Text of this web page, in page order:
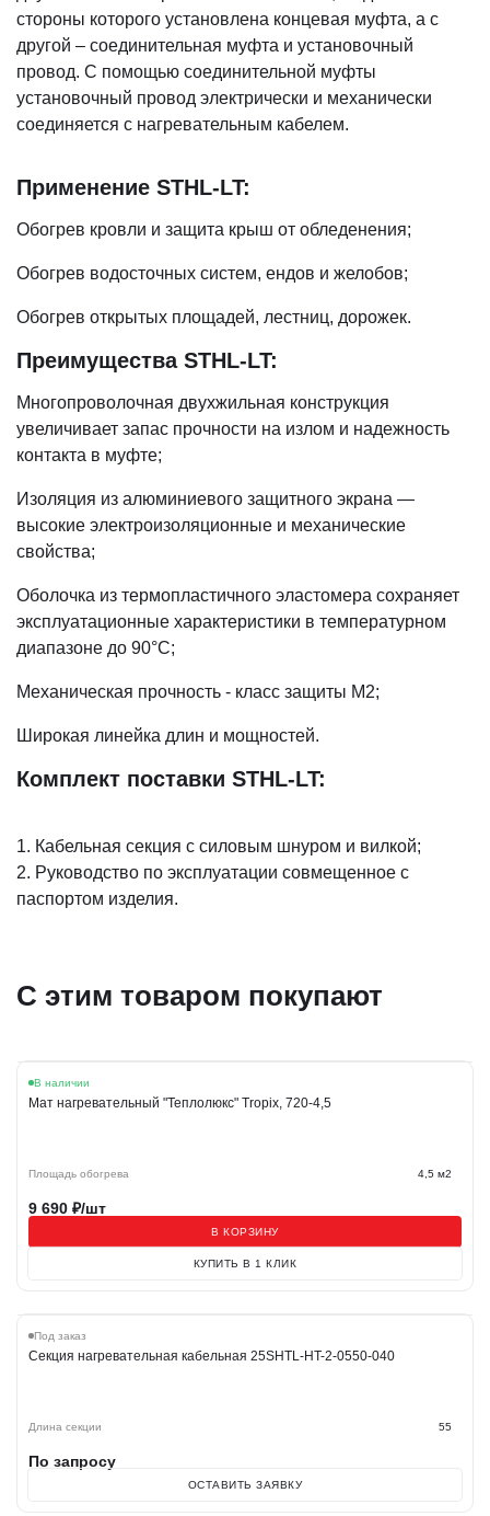
стороны которого установлена концевая муфта, а с
другой – соединительная муфта и установочный
провод. С помощью соединительной муфты
установочный провод электрически и механически
соединяется с нагревательным кабелем.
Применение STHL-LT:
Обогрев кровли и защита крыш от обледенения;
Обогрев водосточных систем, ендов и желобов;
Обогрев открытых площадей, лестниц, дорожек.
Преимущества STHL-LT:
Многопроволочная двухжильная конструкция
увеличивает запас прочности на излом и надежность
контакта в муфте;
Изоляция из алюминиевого защитного экрана —
высокие электроизоляционные и механические
свойства;
Оболочка из термопластичного эластомера сохраняет
эксплуатационные характеристики в температурном
диапазоне до 90°С;
Механическая прочность - класс защиты М2;
Широкая линейка длин и мощностей.
Комплект поставки STHL-LT:
1. Кабельная секция с силовым шнуром и вилкой;
2. Руководство по эксплуатации совмещенное с
паспортом изделия.
С этим товаром покупают
В наличии
Мат нагревательный "Теплолюкс" Tropix, 720-4,5
Площадь обогрева 4,5 м2
9 690 ₽/шт
В КОРЗИНУ
КУПИТЬ В 1 КЛИК
Под заказ
Секция нагревательная кабельная 25SHTL-HT-2-0550-040
Длина секции 55
По запросу
ОСТАВИТЬ ЗАЯВКУ